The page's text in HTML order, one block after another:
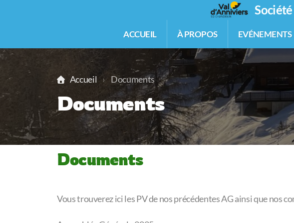
ACCUEIL À PROPOS EVÉNEMENTS
Accueil Documents
Documents
Documents
Vous trouverez ici les PV de nos précédentes AG ainsi que nos